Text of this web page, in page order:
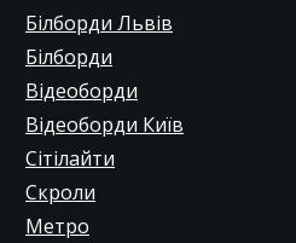
Білборди Львів
Білборди
Відеоборди
Відеоборди Київ
Сітілайти
Скроли
Метро